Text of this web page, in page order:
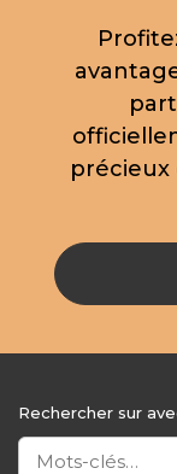
précieux
Rechercher sur